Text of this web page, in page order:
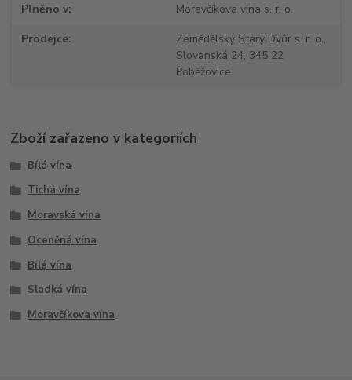
Plněno v Moravčíkova vína s. r. o.
Prodejce
Zemědělský Starý Dvůr s. r. o.,
Slovanská 24, 345 22
Poběžovice
Zboží zařazeno v kategoriích
Bílá vína
Tichá vína
Moravská vína
Oceněná vína
Bílá vína
Sladká vína
Moravčíkova vína